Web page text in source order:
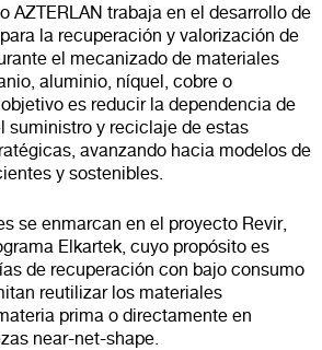
AZTERLAN trabaja en el desarrollo de
la recuperación y valorización de
el mecanizado de materiales
aluminio, níquel, cobre o
es reducir la dependencia de
suministro y reciclaje de estas
avanzando hacia modelos de
y sostenibles.
se enmarcan en el proyecto Revir,
Elkartek, cuyo propósito es
de recuperación con bajo consumo
reutilizar los materiales
prima o directamente en
near-net-shape.